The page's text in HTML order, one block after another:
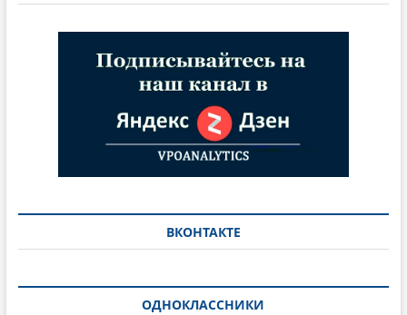
ВКОНТАКТЕ
ОДНОКЛАССНИКИ